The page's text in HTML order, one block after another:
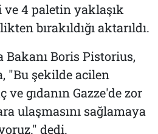
4 paletin yaklaşık
bırakıldığı aktarıldı.
Boris Pistorius,
"Bu şekilde acilen
gıdanın Gazze'de zor
ulaşmasını sağlamaya
dedi.